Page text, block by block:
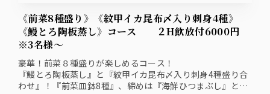
《前菜8種盛り》《紋甲イカ昆布〆入り刺身4種》
《鰻とろ陶板蒸し》コース ２H飲放付6000円
※3名様～
豪華！前菜８種盛りが楽しめるコース！
『鰻とろ陶板蒸し』と『紋甲イカ昆布〆入り刺身4種盛り合
わせ』！『前菜皿鉢8種』、締めは『海鮮ひつまぶし』と最